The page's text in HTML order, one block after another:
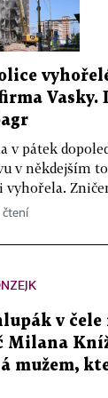
Vasky.
v pátek
v někdejším
vyhořela.
čtení
v
Milana
mužem,